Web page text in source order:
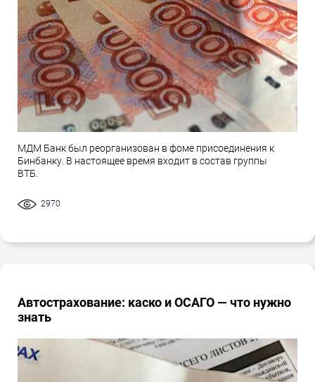
МДМ Банк был реорганизован в фоме присоединения к
Бинбанку. В настоящее время входит в состав группы
ВТБ.
2970
Автострахование: каско и ОСАГО — что нужно
знать